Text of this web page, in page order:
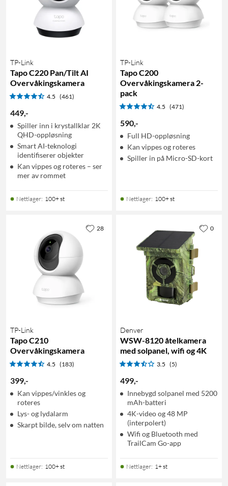
TP-Link
Tapo C220 Pan/Tilt AI
Overvåkingskamera
4.5 (461)
449-
Spiller inn i krystallklar 2K
QHD-oppløsning
Smart AI-teknologi
identifiserer objekter
Kan vippes og roteres – ser
mer av rommet
Nettlager: 100+ st
TP-Link
Tapo C200
Overvåkingskamera 2-
pack
4.5 (471)
590-
Full HD-oppløsning
Kan vippes og roteres
Spiller in på Micro-SD-kort
Nettlager: 100+ st
TP-Link
Tapo C210
Overvåkingskamera
4.5 (183)
399-
Kan vippes/vinkles og
roteres
Lys- og lydalarm
Skarpt bilde, selv om natten
Nettlager: 100+ st
28
Denver
WSW-8120 åtelkamera
med solpanel, wifi og 4K
3.5 (5)
499-
Innebygd solpanel med 5200
mAh-batteri
4K-video og 48 MP
(interpolert)
Wifi og Bluetooth med
TrailCam Go-app
Nettlager: 1+ st
0